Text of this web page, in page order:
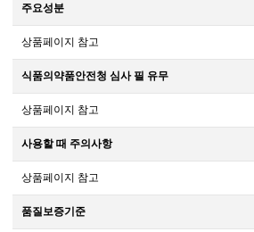
주요성분
상품페이지 참고
식품의약품안전청 심사 필 유무
상품페이지 참고
사용할 때 주의사항
상품페이지 참고
품질보증기준